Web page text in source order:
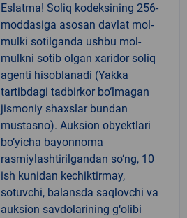
Eslatma! Soliq kodeksining 256-
moddasiga asosan davlat mol-
mulki sotilganda ushbu mol-
mulkni sotib olgan xaridor soliq
agenti hisoblanadi (Yakka
tartibdagi tadbirkor bo‘lmagan
jismoniy shaxslar bundan
mustasno). Auksion obyektlari
bo‘yicha bayonnoma
rasmiylashtirilgandan so‘ng, 10
ish kunidan kechiktirmay,
sotuvchi, balansda saqlovchi va
auksion savdolarining g‘olibi